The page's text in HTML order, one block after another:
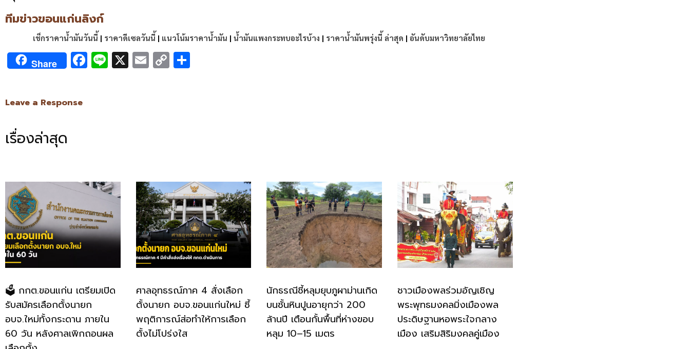
ทีมข่าวขอนแก่นลิงก์
เช็กราคาน้ำมันวันนี้ | ราคาดีเซลวันนี้ | แนวโน้มราคาน้ำมัน | น้ำมันแพงกระทบอะไรบ้าง | ราคาน้ำมันพรุ่งนี้ ล่าสุด | อันดับมหาวิทยาลัยไทย
Share Facebook
Line
X Email
Copy
Leave a Response
เรื่องล่าสุด
🗳️ กกต.ขอนแก่น เตรียมเปิด
รับสมัครเลือกตั้งนายก
อบจ.ใหม่ทั้งกระดาน ภายใน
60 วัน หลังศาลเพิกถอนผล
ศาลอุทธรณ์ภาค 4 สั่งเลือก
ตั้งนายก อบจ.ขอนแก่นใหม่ ชี้
พฤติการณ์ส่อทำให้การเลือก
ตั้งไม่โปร่งใส
นักธรณีชี้หลุมยุบภูผาม่านเกิด
บนชั้นหินปูนอายุกว่า 200
ล้านปี เตือนกั้นพื้นที่ห่างขอบ
หลุม 10–15 เมตร
ชาวเมืองพลร่วมอัญเชิญ
พระพุทธมงคลมิ่งเมืองพล
ประดิษฐานหอพระใจกลาง
เมือง เสริมสิริมงคลคู่เมือง